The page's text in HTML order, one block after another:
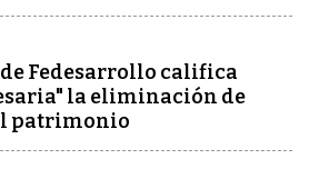
Fedesarrollo califica
la eliminación de
patrimonio